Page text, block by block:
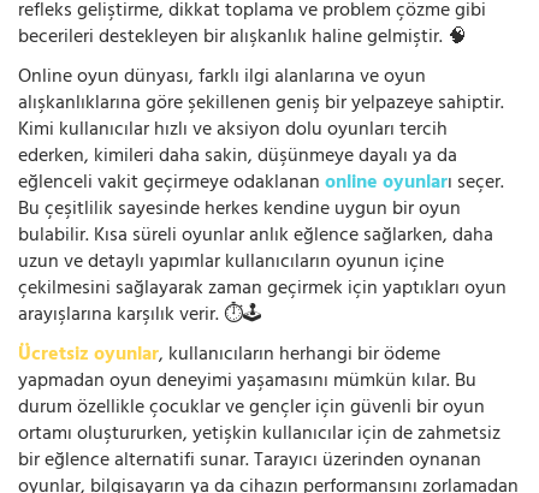
refleks geliştirme, dikkat toplama ve problem çözme gibi
becerileri destekleyen bir alışkanlık haline gelmiştir. 🧠
Online oyun dünyası, farklı ilgi alanlarına ve oyun
alışkanlıklarına göre şekillenen geniş bir yelpazeye sahiptir.
Kimi kullanıcılar hızlı ve aksiyon dolu oyunları tercih
ederken, kimileri daha sakin, düşünmeye dayalı ya da
eğlenceli vakit geçirmeye odaklananonline oyunları seçer.
Bu çeşitlilik sayesinde herkes kendine uygun bir oyun
bulabilir. Kısa süreli oyunlar anlık eğlence sağlarken, daha
uzun ve detaylı yapımlar kullanıcıların oyunun içine
çekilmesini sağlayarak zaman geçirmek için yaptıkları oyun
arayışlarına karşılık verir. ⏱️🕹️
Ücretsiz oyunlar, kullanıcıların herhangi bir ödeme
yapmadan oyun deneyimi yaşamasını mümkün kılar. Bu
durum özellikle çocuklar ve gençler için güvenli bir oyun
ortamı oluştururken, yetişkin kullanıcılar için de zahmetsiz
bir eğlence alternatifi sunar. Tarayıcı üzerinden oynanan